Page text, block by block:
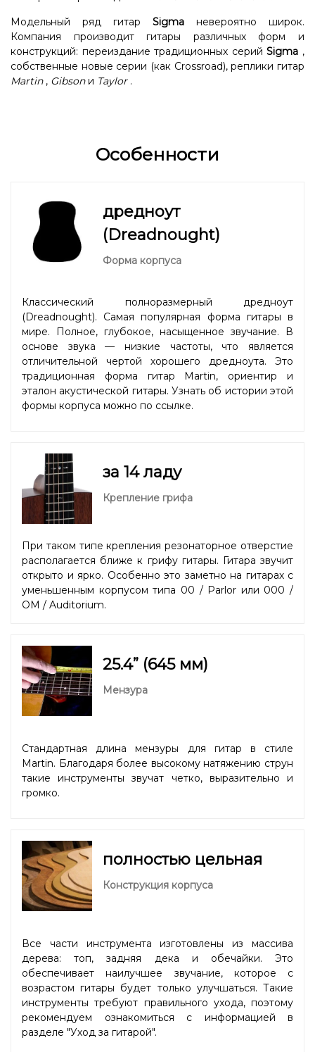
Модельный ряд гитар Sigma невероятно широк.
Компания производит гитары различных форм и
конструкций: переиздание традиционных серийSigma ,
собственные новые серии (как Crossroad), реплики гитар
Martin, Gibsonи Taylor.
Особенности
дредноут
(Dreadnought)
Форма корпуса
Классический полноразмерный дредноут
(Dreadnought). Самая популярная форма гитары в
мире. Полное, глубокое, насыщенное звучание. В
основе звука — низкие частоты, что является
отличительной чертой хорошего дредноута. Это
традиционная форма гитар Martin, ориентир и
эталон акустической гитары. Узнать об истории этой
формы корпуса можно по ссылке.
за 14 ладу
Крепление грифа
При таком типе крепления резонаторное отверстие
располагается ближе к грифу гитары. Гитара звучит
открыто и ярко. Особенно это заметно на гитарах с
уменьшенным корпусом типа 00 / Parlor или 000 /
OM / Auditorium.
25.4” (645 мм)
Мензура
Стандартная длина мензуры для гитар в стиле
Martin. Благодаря более высокому натяжению струн
такие инструменты звучат четко, выразительно и
громко.
полностью цельная
Конструкция корпуса
Все части инструмента изготовлены из массива
дерева: топ, задняя дека и обечайки. Это
обеспечивает наилучшее звучание, которое с
возрастом гитары будет только улучшаться. Такие
инструменты требуют правильного ухода, поэтому
рекомендуем ознакомиться с информацией в
разделе "Уход за гитарой".